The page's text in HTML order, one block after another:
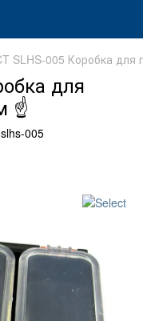
SLHS-005 Коробка для
для
☝
005